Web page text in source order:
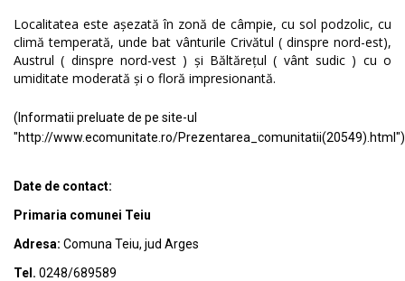
Localitatea este așezată în zonă de câmpie, cu sol podzolic, cu
climă temperată, unde bat vânturile Crivătul ( dinspre nord-est),
Austrul ( dinspre nord-vest ) și Băltărețul ( vânt sudic ) cu o
umiditate moderată și o floră impresionantă.
(Informatii preluate de pe site-ul
"http://www.ecomunitate.ro/Prezentarea_comunitatii(20549).html")
Date de contact:
Primaria comunei Teiu
Adresa: Comuna Teiu, jud Arges
Tel. 0248/689589